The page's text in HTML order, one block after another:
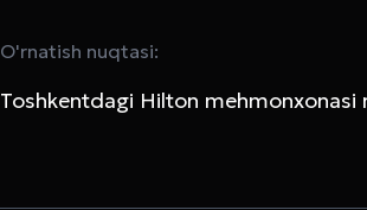
O'rnatish nuqtasi:
Toshkentdagi Hilton mehmonxonasi